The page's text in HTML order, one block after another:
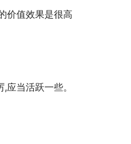
价值效果是很高